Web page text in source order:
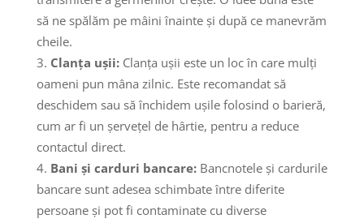
să ne spălăm pe mâini înainte și după ce manevrăm
cheile.
Clanța ușii:Clanța ușii este un loc în care mulți
oameni pun mâna zilnic. Este recomandat să
deschidem sau să închidem ușile folosind o barieră,
cum ar fi un șervețel de hârtie, pentru a reduce
contactul direct.
Bani și carduri bancare:Bancnotele și cardurile
bancare sunt adesea schimbate între diferite
persoane și pot fi contaminate cu diverse